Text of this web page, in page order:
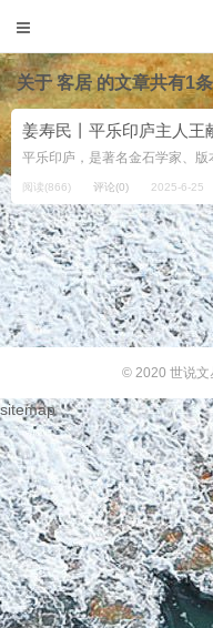
关于客居的文章共有1条
姜寿民丨平乐印庐主人王
阅读(866) 评论(0) 2025-6-25
© 2020 世说文
sitemap